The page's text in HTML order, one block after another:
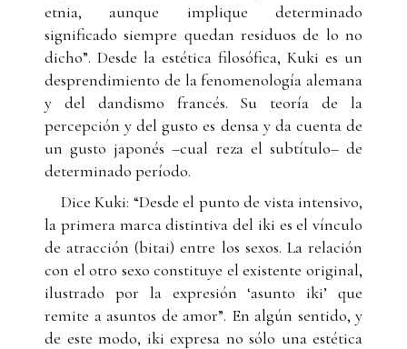
etnia, aunque implique determinado
significado siempre quedan residuos de lo no
dicho”. Desde la estética filosófica, Kuki es un
desprendimiento de la fenomenología alemana
y del dandismo francés. Su teoría de la
percepción y del gusto es densa y da cuenta de
un gusto japonés –cual reza el subtítulo– de
determinado período.
Dice Kuki: “Desde el punto de vista intensivo,
la primera marca distintiva del iki es el vínculo
de atracción (bitai) entre los sexos. La relación
con el otro sexo constituye el existente original,
ilustrado por la expresión ‘asunto iki’ que
remite a asuntos de amor”. En algún sentido, y
de este modo, iki expresa no sólo una estética